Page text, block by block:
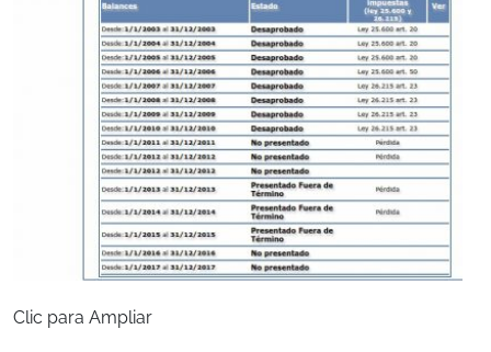
Clic para Ampliar